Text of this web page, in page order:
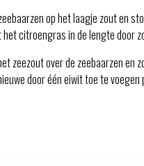
op het laagje zout en
citroengras in de lengte door
zeezout over de zeebaarzen en
door één eiwit toe te